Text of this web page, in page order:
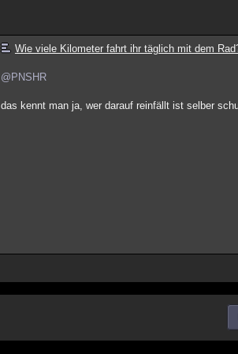
Wie viele Kilometer fahrt ihr täglich mit dem
@PNSHR
das kennt man ja, wer darauf reinfällt ist selber